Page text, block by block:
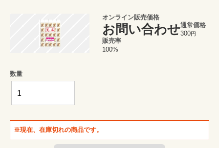
オンライン販売価格
お問い合わせ通常価格
300円
販売率
100%
数量
※現在、在庫切れの商品です。